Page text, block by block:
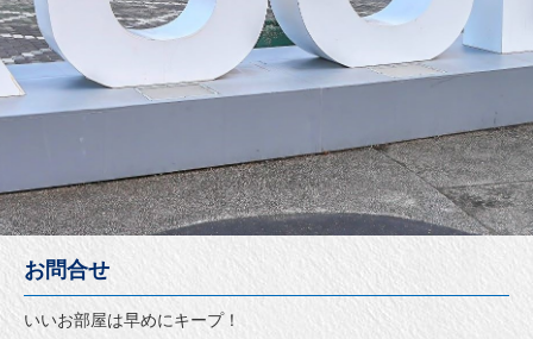
お問合せ
いいお部屋は早めにキープ！